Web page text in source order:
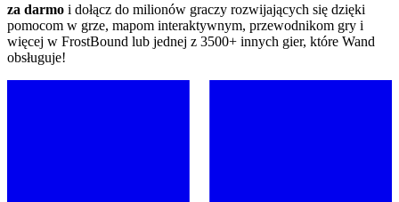
za darmo i dołącz do milionów graczy rozwijających się dzięki
pomocom w grze, mapom interaktywnym, przewodnikom gry i
więcej w FrostBound lub jednej z 3500+ innych gier, które Wand
obsługuje!